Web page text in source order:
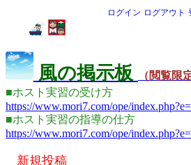
ログイン ログアウト
風の掲示板
（閲覧限
■ホスト実習の受け方
https://www.mori7.com/ope/
■ホスト実習の指導の仕方
https://www.mori7.com/ope/
新規投稿